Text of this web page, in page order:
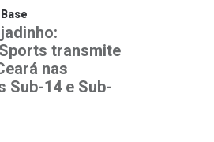
transmite
nas
Sub-14 e Sub-